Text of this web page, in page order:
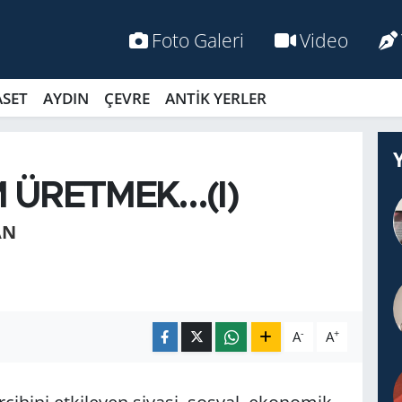
Foto Galeri Video
AYDIN ÇEVRE ANTİK YERLER
ÜRETMEK…(I)
A- A+